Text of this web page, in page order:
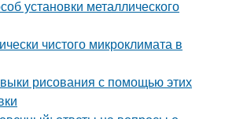
установки металлического
чистого микроклимата в
рисования с помощью этих